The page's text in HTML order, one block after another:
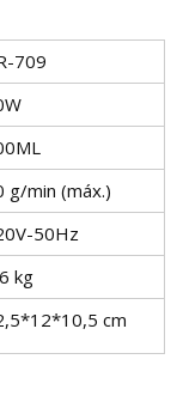
709
g/min (máx.)
50Hz
kg
cm